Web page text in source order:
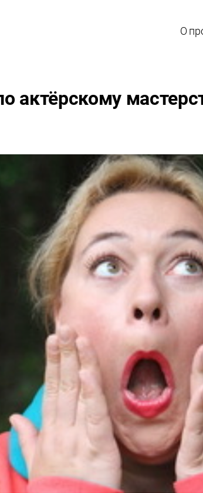
О
актёрскому